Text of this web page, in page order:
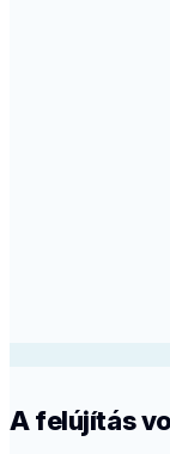
A felújítás